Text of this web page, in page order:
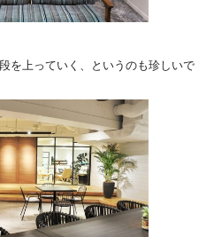
を上っていく、というのも珍しいで